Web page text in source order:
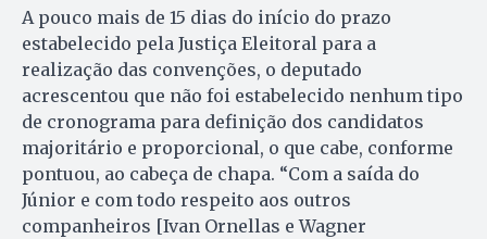
A pouco mais de 15 dias do início do prazo
estabelecido pela Justiça Eleitoral para a
realização das convenções, o deputado
acrescentou que não foi estabelecido nenhum tipo
de cronograma para definição dos candidatos
majoritário e proporcional, o que cabe, conforme
pontuou, ao cabeça de chapa. “Com a saída do
Júnior e com todo respeito aos outros
companheiros [Ivan Ornellas e Wagner